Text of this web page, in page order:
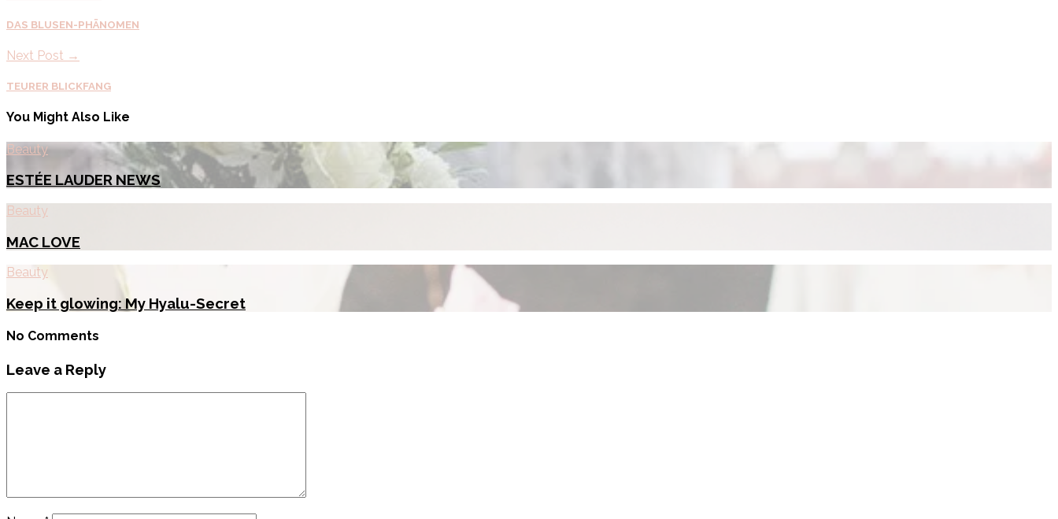
DAS BLUSEN-PHÄNOMEN
Next Post →
TEURER BLICKFANG
You Might Also Like
Beauty
ESTÉE LAUDER NEWS
Beauty
MAC LOVE
Beauty
Keep it glowing: My Hyalu-Secret
No Comments
Leave a Reply